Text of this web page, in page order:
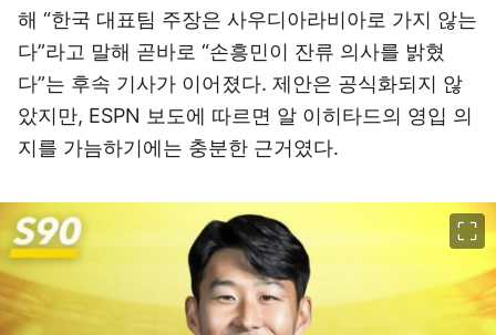
해 “한국 대표팀 주장은 사우디아라비아로 가지 않는
다”라고 말해 곧바로 “손흥민이 잔류 의사를 밝혔
다”는 후속 기사가 이어졌다. 제안은 공식화되지 않
았지만, ESPN 보도에 따르면 알 이히타드의 영입 의
지를 가늠하기에는 충분한 근거였다.